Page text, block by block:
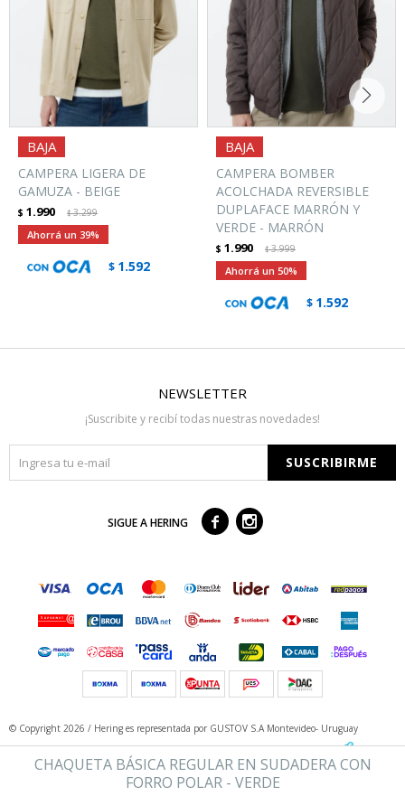
CHAQUETA BÁSICA REGULAR EN SUDADERA CON
FORRO POLAR - VERDE
CAMPERA LIGERA DE
GAMUZA - BEIGE
$ 1.990 $3.299
39
$ 1.592
CAMPERA BOMBER
ACOLCHADA REVERSIBLE
DUPLAFACE MARRÓN Y
VERDE - MARRÓN
$ 1.990 $3.999
50
$ 1.592
NEWSLETTER
¡Suscribite y recibí todas nuestras novedades!
SUSCRIBIRME
SIGUE A HERING  
© Copyright 2026 / Hering es representada por GUSTOV S.A Montevideo- Uruguay